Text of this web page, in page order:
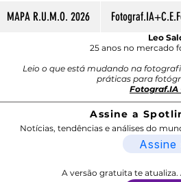
MAPA R.U.M.O. 2026
Leo
25 anos no mercado
Leio o que está mudando na
práticas para
Fotograf.IA
Assine a
Notícias, tendências e análises do
Assine
A versão gratuita te